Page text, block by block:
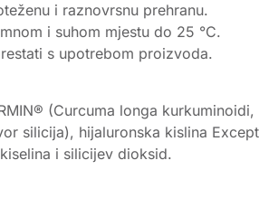
i raznovrsnu prehranu.
i suhom mjestu do 25 °C.
s upotrebom proizvoda.
(Curcuma longa
silicija), hijaluronska kislina
i silicijev dioksid.